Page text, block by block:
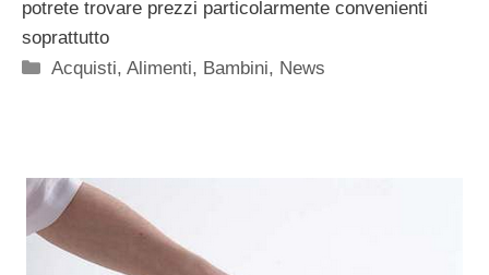
potrete trovare prezzi particolarmente convenienti
soprattutto
Categorie
Acquisti,Alimenti, Bambini, News